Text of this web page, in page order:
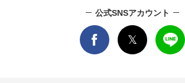
公式SNSアカウント